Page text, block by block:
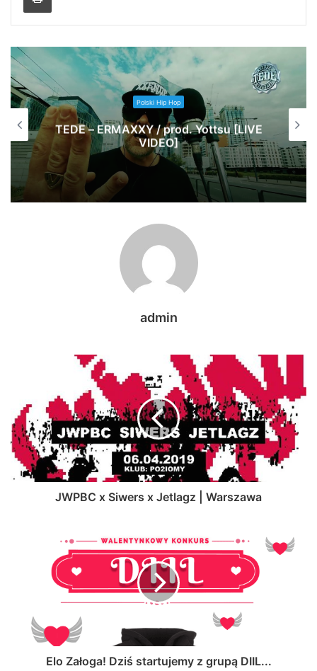
Polski Hip Hop
TEDE – ERMAXXY / prod. Yottsu [LIVE
VIDEO]
admin
JWPBC x Siwers x Jetlagz | Warszawa
Elo Załoga! Dziś startujemy z grupą DIIL...